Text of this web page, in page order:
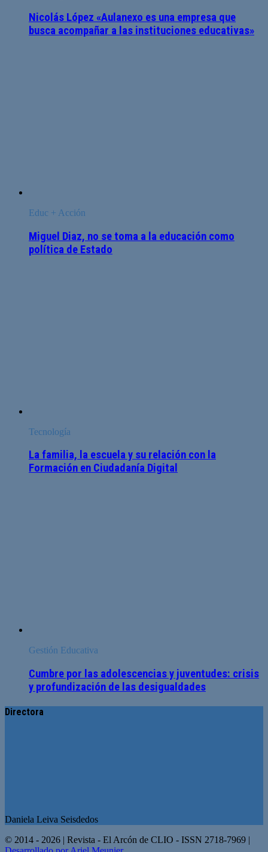
Nicolás López «Aulanexo es una empresa que
busca acompañar a las instituciones educativas»
Educ + Acción
Miguel Diaz, no se toma a la educación como
política de Estado
Tecnología
La familia, la escuela y su relación con la
Formación en Ciudadanía Digital
Gestión Educativa
Cumbre por las adolescencias y juventudes: crisis
y profundización de las desigualdades
Directora
Daniela Leiva Seisdedos
© 2014 - 2026 | Revista - El Arcón de CLIO - ISSN 2718-7969 |